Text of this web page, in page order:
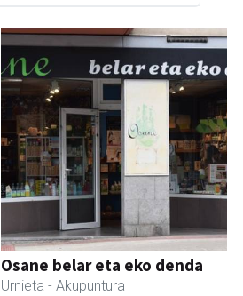
Osane belar eta eko denda
Urnieta - Akupuntura